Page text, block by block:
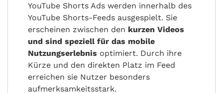
YouTube Shorts Ads werden innerhalb des
YouTube Shorts-Feeds ausgespielt. Sie
erscheinen zwischen den kurzen Videos
und sind speziell für das mobile
Nutzungserlebnis optimiert. Durch ihre
Kürze und den direkten Platz im Feed
erreichen sie Nutzer besonders
aufmerksamkeitsstark.